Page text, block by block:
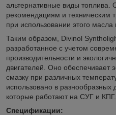
альтернативные виды топлива.
рекомендациям и техническим
при использовании этого масла
Таким образом, Divinol
разработанное с учетом
производительности и
двигателей. Оно обеспечивает
смазку при различных
использовано в разнообразных
которые работают на СУГ и КПГ.
Спецификации: